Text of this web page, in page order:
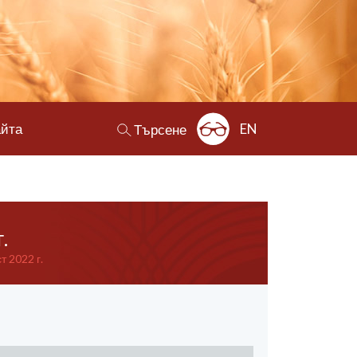
Търсене EN
2022 г.